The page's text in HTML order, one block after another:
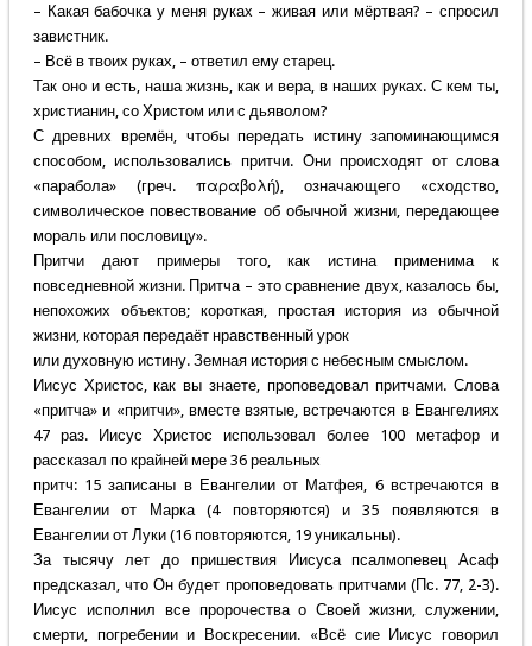
– Какая бабочка у меня руках – живая или мёртвая? – спросил
завистник.
– Всё в твоих руках, – ответил ему старец.
Так оно и есть, наша жизнь, как и вера, в наших руках. С кем ты,
христианин, со Христом или с дьяволом?
С древних времён, чтобы передать истину запоминающимся
способом, использовались притчи. Они происходят от слова
«парабола» (греч. παραβολή), означающего «сходство,
символическое повествование об обычной жизни, передающее
мораль или пословицу».
Притчи дают примеры того, как истина применима к
повседневной жизни. Притча – это сравнение двух, казалось бы,
непохожих объектов; короткая, простая история из обычной
жизни, которая передаёт нравственный урок
или духовную истину. Земная история с небесным смыслом.
Иисус Христос, как вы знаете, проповедовал притчами. Слова
«притча» и «притчи», вместе взятые, встречаются в Евангелиях
47 раз. Иисус Христос использовал более 100 метафор и
рассказал по крайней мере 36 реальных
притч: 15 записаны в Евангелии от Матфея, 6 встречаются в
Евангелии от Марка (4 повторяются) и 35 появляются в
Евангелии от Луки (16 повторяются, 19 уникальны).
За тысячу лет до пришествия Иисуса псалмопевец Асаф
предсказал, что Он будет проповедовать притчами (Пс. 77, 2-3).
Иисус исполнил все пророчества о Своей жизни, служении,
смерти, погребении и Воскресении. «Всё сие Иисус говорил